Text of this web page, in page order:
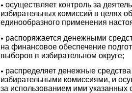
осуществляет контроль за
избирательных комиссий в целях
единообразного применения
распоряжается денежными
на финансовое обеспечение
выборов в избирательном округе;
распределяет денежные
избирательными комиссиями, и
за использованием ими указанных